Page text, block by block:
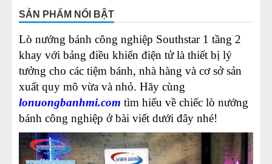
9-Dây chuyền làm bánh ngọt
10-Dây chuyền làm bánh bông lan
11-Ưu- nhược điểm của lò nướng bánh ngọt
12- Hướng dẫn vận hành lò nướng bánh ngọt
Southstar hiệu quả nhất
13-Lưu ý quan trọng khi sử dụng lò nướng bánh ngọt
SẢN PHẨM NỔI BẬT
Lò nướng bánh công nghiệp Southstar 1 tầng 2
khay với bảng điều khiển điện tử là thiết bị lý
tưởng cho các tiệm bánh, nhà hàng và cơ sở sản
xuất quy mô vừa và nhỏ. Hãy cùng
lonuongbanhmi.com tìm hiểu về chiếc lò nướng
bánh công nghiệp ở bài viết dưới đây nhé!